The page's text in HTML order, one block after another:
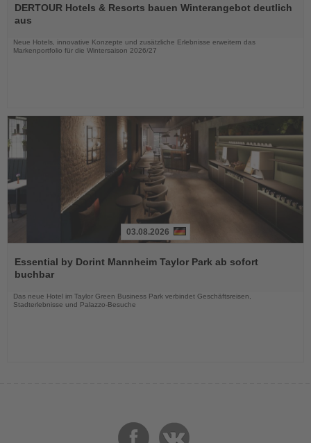
Sie
die
DERTOUR Hotels & Resorts bauen Winterangebot deutlich
aus
Neue Hotels, innovative Konzepte und zusätzliche Erlebnisse erweitern das
Markenportfolio für die Wintersaison 2026/27
Sie
die
03.08.2026
Essential by Dorint Mannheim Taylor Park ab sofort
buchbar
Das neue Hotel im Taylor Green Business Park verbindet Geschäftsreisen,
Stadterlebnisse und Palazzo-Besuche